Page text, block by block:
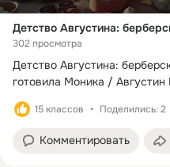
302 просмотра
Детство Августина:
готовила Моника /
15 классов Поделились: 2
Комментировать